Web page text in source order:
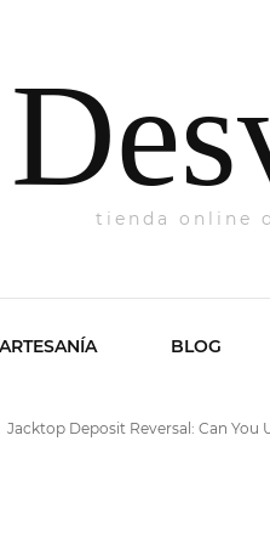
tienda online
ARTESANÍA BLOG
Jacktop Deposit Reversal: Can You